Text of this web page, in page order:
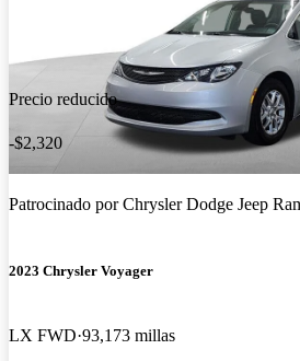
Precio reducido
-$2,320
Patrocinado porChrysler Dodge Jeep
2023 Chrysler Voyager
LX FWD 93,173 millas